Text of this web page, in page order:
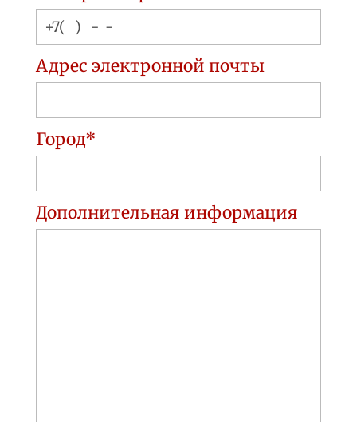
Адрес электронной почты
Город*
Дополнительная информация